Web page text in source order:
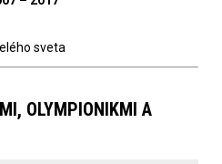
sveta
OLYMPIONIKMI A